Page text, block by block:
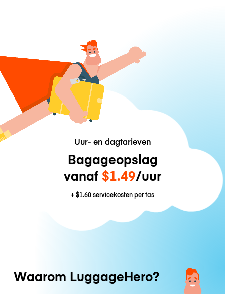
Uur- en dagtarieven
Bagageopslag
vanaf $1.49/uur
+$1.60servicekosten per tas
Waarom LuggageHero?